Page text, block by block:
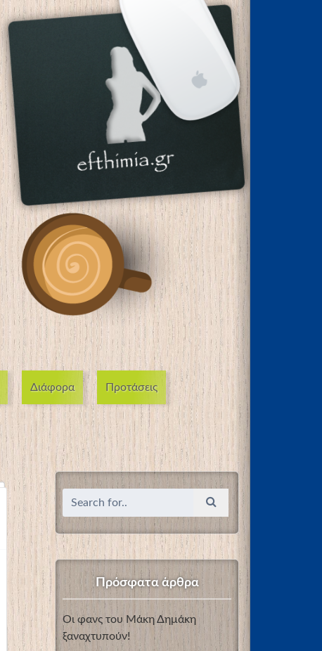
Διάφορα Προτάσεις
Πρόσφατα άρθρα
Οι φανς του Μάκη Δημάκη
ξαναχτυπούν!